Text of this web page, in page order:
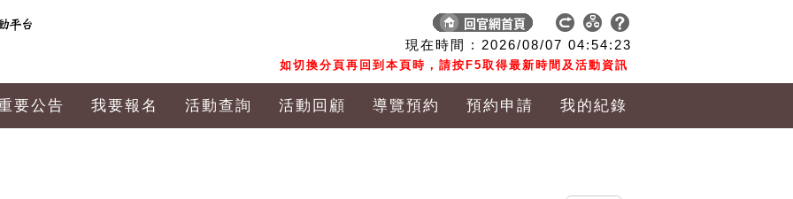
現在時間 : 2026/08/07 04:54:24
如切換分頁再回到本頁時，請按F5取得最新時間及活動資訊
要公告 我要報名 活動查詢 活動回顧 導覽預約 預約申請 我的紀錄